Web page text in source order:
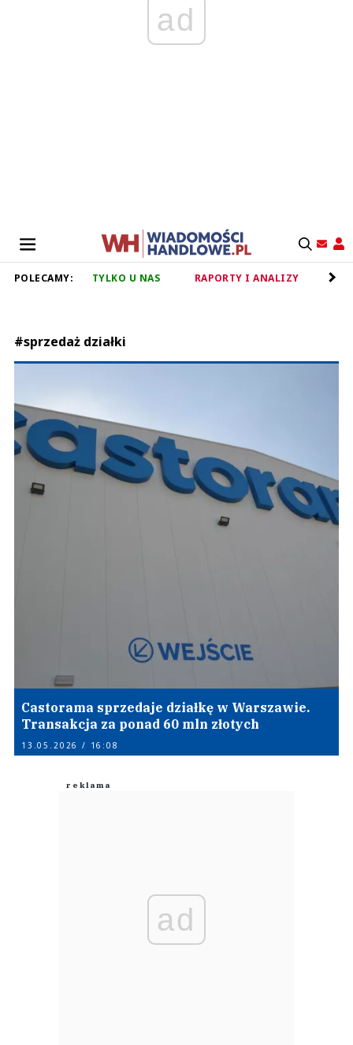
ad
POLECAMY: TYLKO U NAS RAPORTY I ANALIZY
#sprzedaż działki
Castorama sprzedaje działkę w Warszawie.
Transakcja za ponad 60 mln złotych
13.05.2026 / 16:08
ad